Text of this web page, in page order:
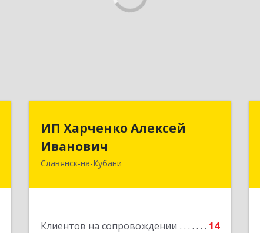
ИП Харченко Алексей
Иванович
Славянск-на-Кубани
Клиентов на сопровождении 14
ИП Харченко Алексей
Иванович
353 579, Краснодарский край,